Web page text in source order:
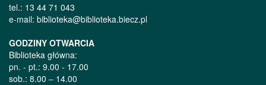
tel.: 13 44 71 043
e-mail: biblioteka@biblioteka.biecz.pl
GODZINY OTWARCIA
Biblioteka główna:
pn. - pt.: 9.00 - 17.00
sob.: 8.00 – 14.00